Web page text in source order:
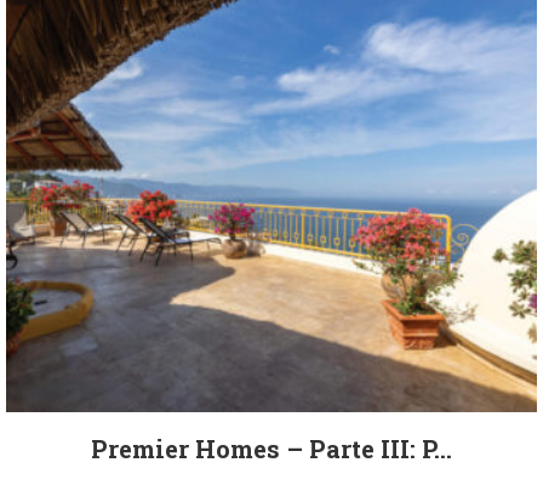
Premier Homes – Parte III: P...